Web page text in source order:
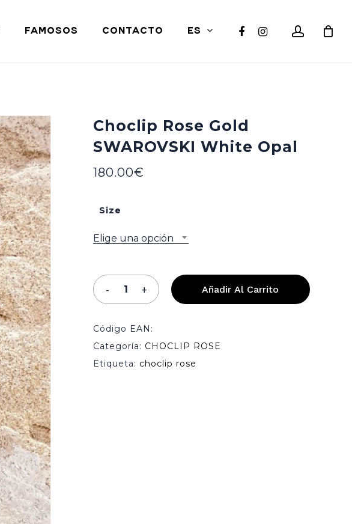
FAMOSOS CONTACTO ES facebook
instagramaccount
Cart
Close
Cart
Choclip Rose Gold
SWAROVSKI White Opal
180.00€
Size
Elige una opción
Añadir Al Carrito
Código EAN:
Categoría: CHOCLIP ROSE
Etiqueta: choclip rose